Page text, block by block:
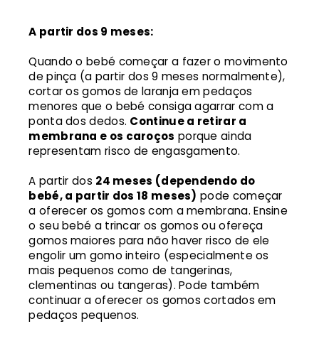
A partir dos 9 meses:
Quando o bebé começar a fazer o movimento
de pinça (a partir dos 9 meses normalmente),
cortar os gomos de laranja em pedaços
menores que o bebé consiga agarrar com a
ponta dos dedos. Continue a retirar a
membrana e os caroços porque ainda
representam risco de engasgamento.
A partir dos 24 meses (dependendo do
bebé, a partir dos 18 meses) pode começar
a oferecer os gomos com a membrana. Ensine
o seu bebé a trincar os gomos ou ofereça
gomos maiores para não haver risco de ele
engolir um gomo inteiro (especialmente os
mais pequenos como de tangerinas,
clementinas ou tangeras). Pode também
continuar a oferecer os gomos cortados em
pedaços pequenos.